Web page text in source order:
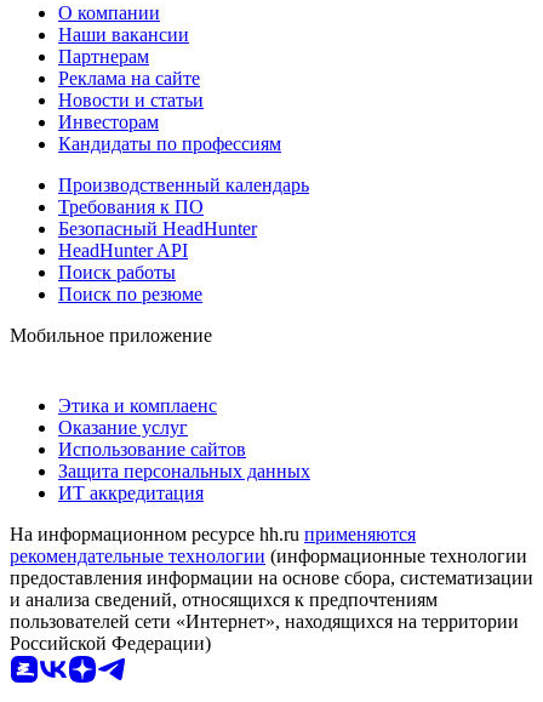
О компании
Наши вакансии
Партнерам
Реклама на сайте
Новости и статьи
Инвесторам
Кандидаты по профессиям
Производственный календарь
Требования к ПО
Безопасный HeadHunter
HeadHunter API
Поиск работы
Поиск по резюме
Мобильное приложение
Этика и комплаенс
Оказание услуг
Использование сайтов
Защита персональных данных
ИТ аккредитация
На информационном ресурсе hh.ru применяются
рекомендательные технологии (информационные технологии
предоставления информации на основе сбора, систематизации
и анализа сведений, относящихся к предпочтениям
пользователей сети «Интернет», находящихся на территории
Российской Федерации)